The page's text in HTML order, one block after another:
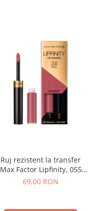
Ruj rezistent la transfer
Max Factor Lipfinity, 055
Sweet
69,00 RON